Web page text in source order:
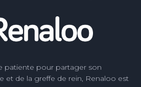
patiente pour partager son
et de la greffe de rein, Renaloo est